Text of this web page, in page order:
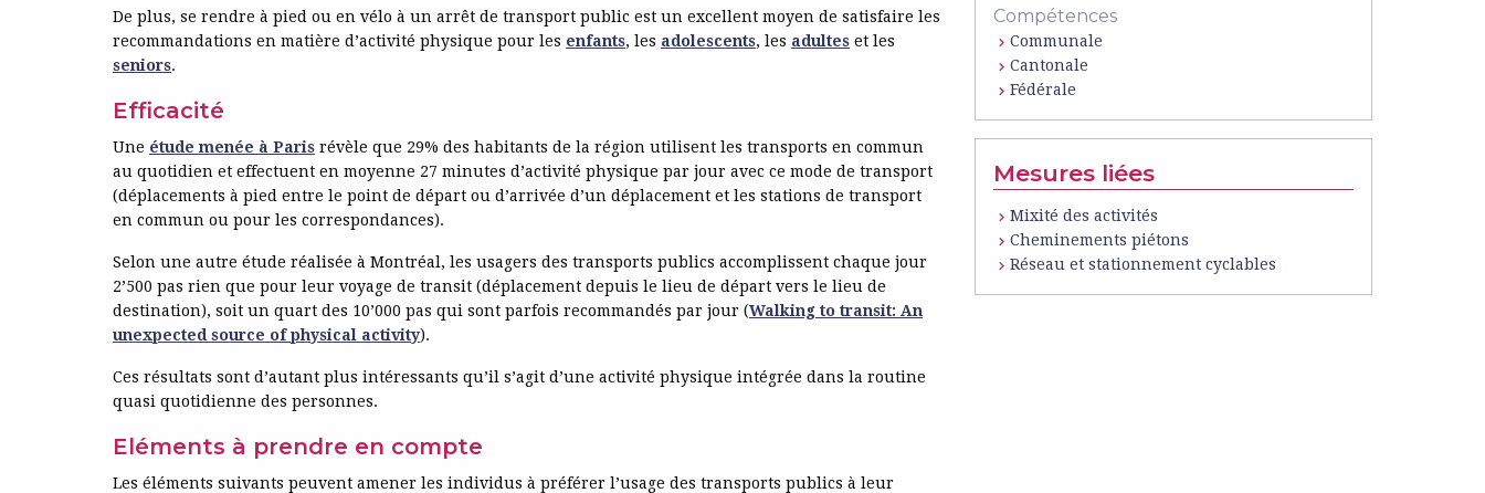
De plus, se rendre à pied ou en vélo à un arrêt de transport public est un excellent moyen de satisfaire les
recommandations en matière d’activité physique pour les enfants, les adolescents, les adultes et les
seniors.
Efficacité
Une étude menée à Paris révèle que 29% des habitants de la région utilisent les transports en commun
au quotidien et effectuent en moyenne 27 minutes d’activité physique par jour avec ce mode de transport
(déplacements à pied entre le point de départ ou d’arrivée d’un déplacement et les stations de transport
en commun ou pour les correspondances).
Selon une autre étude réalisée à Montréal, les usagers des transports publics accomplissent chaque jour
2’500 pas rien que pour leur voyage de transit (déplacement depuis le lieu de départ vers le lieu de
destination), soit un quart des 10’000 pas qui sont parfois recommandés par jour (Walking to transit: An
unexpected source of physical activity).
Ces résultats sont d’autant plus intéressants qu’il s’agit d’une activité physique intégrée dans la routine
quasi quotidienne des personnes.
Eléments à prendre en compte
Les éléments suivants peuvent amener les individus à préférer l’usage des transports publics à leur
Compétences
Communale
Cantonale
Fédérale
Mesures liées
Mixité des activités
Cheminements piétons
Réseau et stationnement cyclables